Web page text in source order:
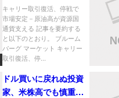
が資源国通貨支える
キャリー取引復活、停戦で
市場安定－原油高が資源国
通貨支える 記事を要約する
と以下のとおり。 ブルーム
バーグ マーケット キャリー
取引復活、停...
ドル買いに戻れぬ投資
家、米株高でも慎重姿